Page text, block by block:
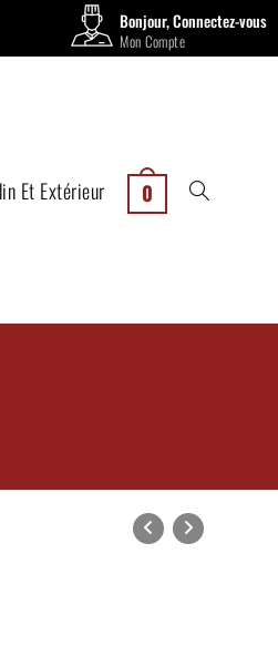
Bonjour, Connectez-vous
Mon Compte
Et Extérieur 0